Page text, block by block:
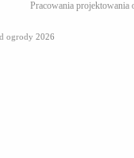
Pracowania
ogrody 2026